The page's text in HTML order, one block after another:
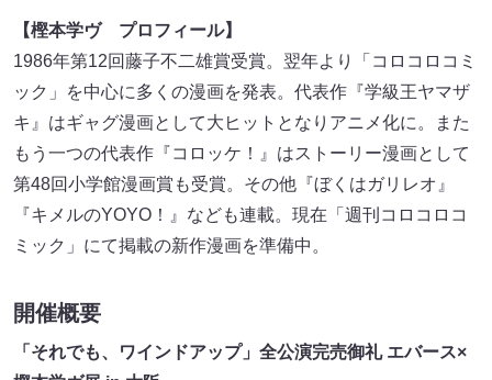
【樫本学ヴ プロフィール】
1986年第12回藤子不二雄賞受賞。翌年より「コロコロコミ
ック」を中心に多くの漫画を発表。代表作『学級王ヤマザ
キ』はギャグ漫画として大ヒットとなりアニメ化に。また
もう一つの代表作『コロッケ！』はストーリー漫画として
第48回小学館漫画賞も受賞。その他『ぼくはガリレオ』
『キメルのYOYO！』なども連載。現在「週刊コロコロコ
ミック」にて掲載の新作漫画を準備中。
開催概要
「それでも、ワインドアップ」全公演完売御礼 エバース×